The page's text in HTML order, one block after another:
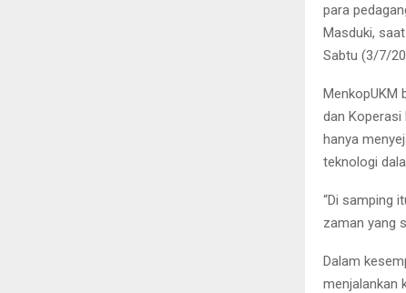
para
Masduki,
Sabtu (3/7/
MenkopUKM
dan
hanya
teknologi
“Di samping
zaman yang
Dalam
menjalankan